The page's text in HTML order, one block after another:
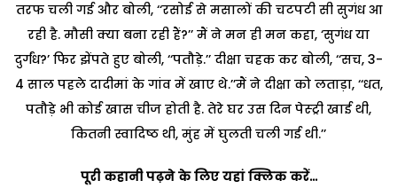
तरफ चली गई और बोली, ‘‘रसोई से मसालों की चटपटी सी सुगंध आ
रही है. मौसी क्या बना रही हैं?’’ मैं ने मन ही मन कहा, ‘सुगंध या
दुर्गंध?’ फिर झेंपते हुए बोली, ‘‘पतौड़े.’’ दीक्षा चहक कर बोली, ‘‘सच, 3-
4 साल पहले दादीमां के गांव में खाए थे.’’मैं ने दीक्षा को लताड़ा, ‘‘धत,
पतौड़े भी कोई खास चीज होती है. तेरे घर उस दिन पेस्ट्री खाई थी,
कितनी स्वादिष्ठ थी, मुंह में घुलती चली गई थी.’’
पूरी कहानी पढ़ने के लिए यहां क्लिक करें…